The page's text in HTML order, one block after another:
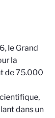
le Grand
la
de 75.000
dans un